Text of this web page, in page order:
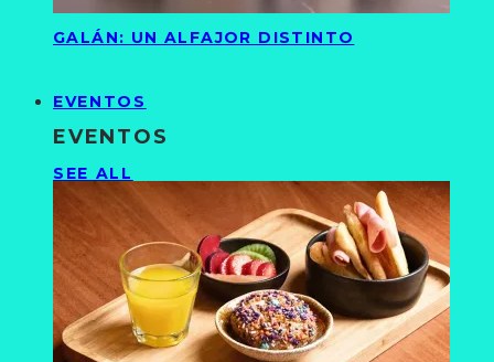
GALÁN: UN ALFAJOR DISTINTO
EVENTOS
EVENTOS
SEE ALL